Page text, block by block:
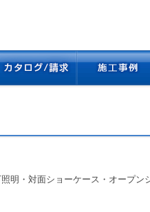
明・対面ショーケース・オープン